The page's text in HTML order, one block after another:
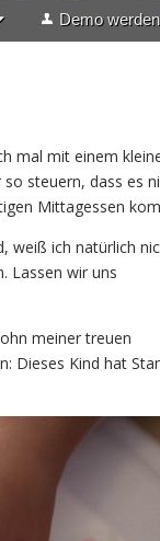
Demo werden
mal mit einem
steuern, dass es
Mittagessen
weiß ich natürlich
Lassen wir uns
meiner treuen
Dieses Kind hat